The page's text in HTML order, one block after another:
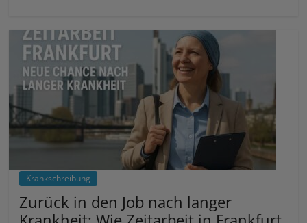
Krankschreibung
Zurück in den Job nach langer